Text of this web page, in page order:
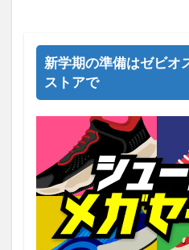
新学期の準備はゼビオ
ストアで